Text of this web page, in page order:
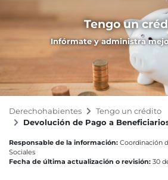
Tengo un
Infórmate y administra
Derechohabientes
Tengo un crédito
Devolución de Pago a
Responsable de la información: Coordinación
Sociales
Fecha de última actualización o revisión: 30